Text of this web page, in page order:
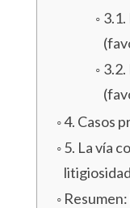
4. Casos
5. La vía
litigiosidad